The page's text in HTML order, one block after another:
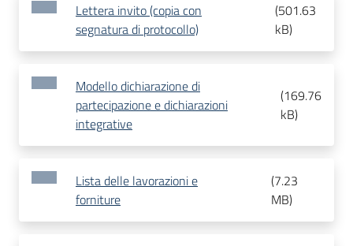
Lettera invito (copia con
segnatura di protocollo)
(501.63
kB)
Modello dichiarazione di
partecipazione e dichiarazioni
integrative
(169.76
kB)
Lista delle lavorazioni e
forniture
(7.23
MB)